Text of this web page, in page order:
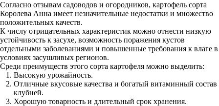
Согласно отзывам садоводов и огородников, картофель сорта
Королева Анна имеет незначительные недостатки и множество
положительных качеств.
К числу отрицательных характеристик можно отнести низкую
устойчивость к засухе, возможность поражения кустов
отдельными заболеваниями и повышенные требования к влаге в
условиях засушливых регионов.
Среди преимуществ этого сорта картофеля можно выделить:
Высокую урожайность.
Отличные вкусовые качества и богатый витаминный состав
клубней.
Хорошую товарность и длительный срок хранения.